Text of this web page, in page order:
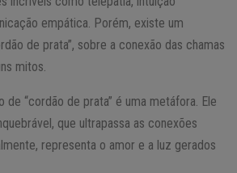
empática. Porém, existe um
de prata”, sobre a conexão das chamas
mitos.
de “cordão de prata” é uma metáfora. Ele
que ultrapassa as conexões
representa o amor e a luz gerados